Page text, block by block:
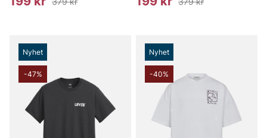
Nyhet
-47%
Nyhet
-40%